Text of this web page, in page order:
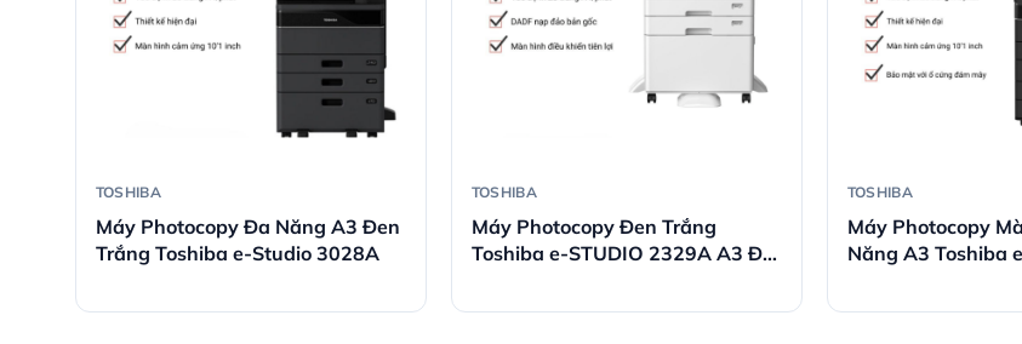
TOSHIBA
Máy Photocopy Đa Năng A3 Đen
Trắng Toshiba e-Studio 3028A
TOSHIBA
Máy Photocopy Đen Trắng
Toshiba e-STUDIO 2329A A3 Đa
TOSHIBA
Máy Photocopy
Năng A3 Toshiba